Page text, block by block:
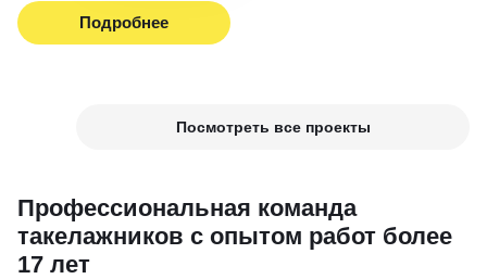
Подробнее
Посмотреть все проекты
Профессиональная команда
такелажников с опытом работ более
17 лет